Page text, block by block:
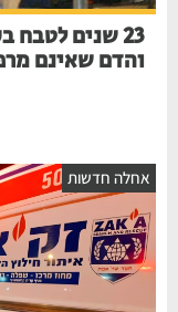
והדם שאינם מרפים
חדשות